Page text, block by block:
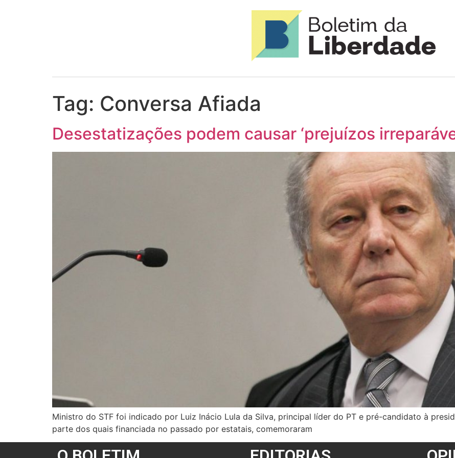
Tag: Conversa Afiada
Desestatizações podem causar ‘prejuízos
Ministro do STF foi indicado por Luiz Inácio Lula da Silva, principal líder do PT e pré-candidato à
parte dos quais financiada no passado por estatais, comemoraram